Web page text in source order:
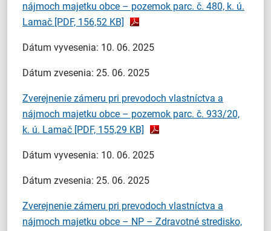
nájmoch majetku obce – pozemok parc. č. 480, k. ú.
Lamač [PDF, 156,52 KB]
Dátum vyvesenia: 10. 06. 2025
Dátum zvesenia: 25. 06. 2025
Zverejnenie zámeru pri prevodoch vlastníctva a
nájmoch majetku obce – pozemok parc. č. 933/20,
k. ú. Lamač [PDF, 155,29 KB]
Dátum vyvesenia: 10. 06. 2025
Dátum zvesenia: 25. 06. 2025
Zverejnenie zámeru pri prevodoch vlastníctva a
nájmoch majetku obce – NP – Zdravotné stredisko,